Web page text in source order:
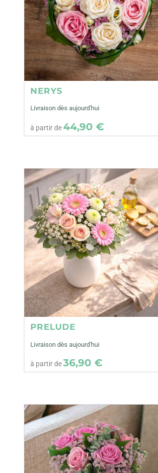
NERYS
Livraison dès aujourd'hui
à partir de44,90 €
PRELUDE
Livraison dès aujourd'hui
à partir de36,90 €